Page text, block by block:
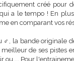
créé pour
a le tempo ! En
en comparant vos
la bande originale
de ses pistes
ou.... Pour